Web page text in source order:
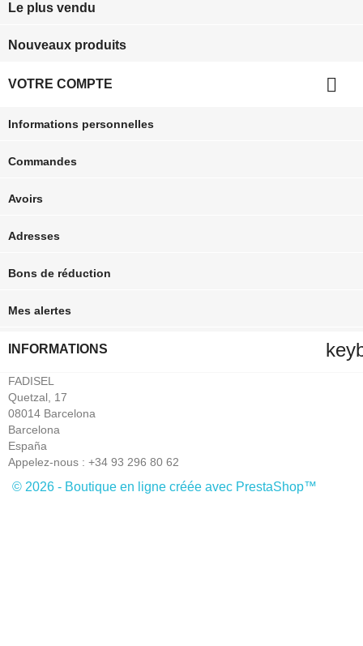
Le plus vendu
Nouveaux produits
VOTRE COMPTE 
Informations personnelles
Commandes
Avoirs
Adresses
Bons de réduction
Mes alertes
INFORMATIONS
FADISEL
Quetzal, 17
08014 Barcelona
Barcelona
España
Appelez-nous : +34 93 296 80 62
© 2026 - Boutique en ligne créée avec PrestaShop™